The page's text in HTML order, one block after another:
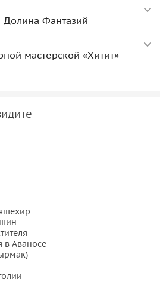
Фантазий
мастерской «Хитит»
в Аваносе